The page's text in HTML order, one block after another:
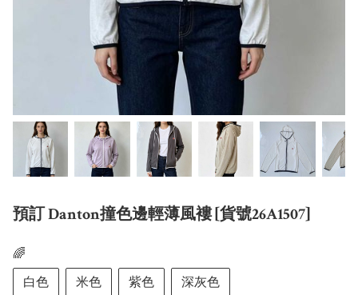
預訂 Danton撞色邊輕薄風褸 [貨號26A1507]
🌈
白色
米色 紫色 深灰色